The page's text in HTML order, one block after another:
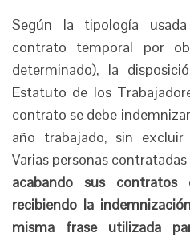
Según la tipología
contrato temporal por
determinado), la
Estatuto de los
contrato se debe
año trabajado, sin excluir
Varias personas
acabando sus
recibiendo la
misma frase utilizada